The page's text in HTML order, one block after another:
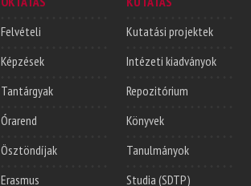
Felvételi
Képzések
Tantárgyak
Órarend
Ösztöndíjak
Erasmus
Kutatási projektek
Intézeti kiadványok
Repozitórium
Könyvek
Tanulmányok
Studia (SDTP)